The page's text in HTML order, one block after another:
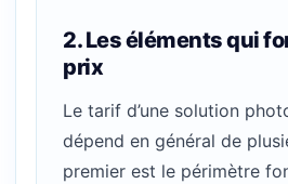
2. Les éléments qui
prix
Le tarif d’une solution
dépend en général de
premier est le périmètre